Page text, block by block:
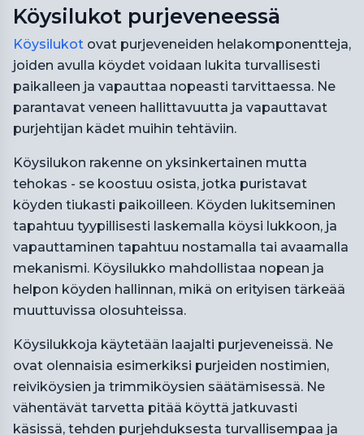
Köysilukot purjeveneessä
Köysilukot ovat purjeveneiden helakomponentteja,
joiden avulla köydet voidaan lukita turvallisesti
paikalleen ja vapauttaa nopeasti tarvittaessa. Ne
parantavat veneen hallittavuutta ja vapauttavat
purjehtijan kädet muihin tehtäviin.
Köysilukon rakenne on yksinkertainen mutta
tehokas - se koostuu osista, jotka puristavat
köyden tiukasti paikoilleen. Köyden lukitseminen
tapahtuu tyypillisesti laskemalla köysi lukkoon, ja
vapauttaminen tapahtuu nostamalla tai avaamalla
mekanismi. Köysilukko mahdollistaa nopean ja
helpon köyden hallinnan, mikä on erityisen tärkeää
muuttuvissa olosuhteissa.
Köysilukkoja käytetään laajalti purjeveneissä. Ne
ovat olennaisia esimerkiksi purjeiden nostimien,
reiviköysien ja trimmiköysien säätämisessä. Ne
vähentävät tarvetta pitää köyttä jatkuvasti
käsissä, tehden purjehduksesta turvallisempaa ja